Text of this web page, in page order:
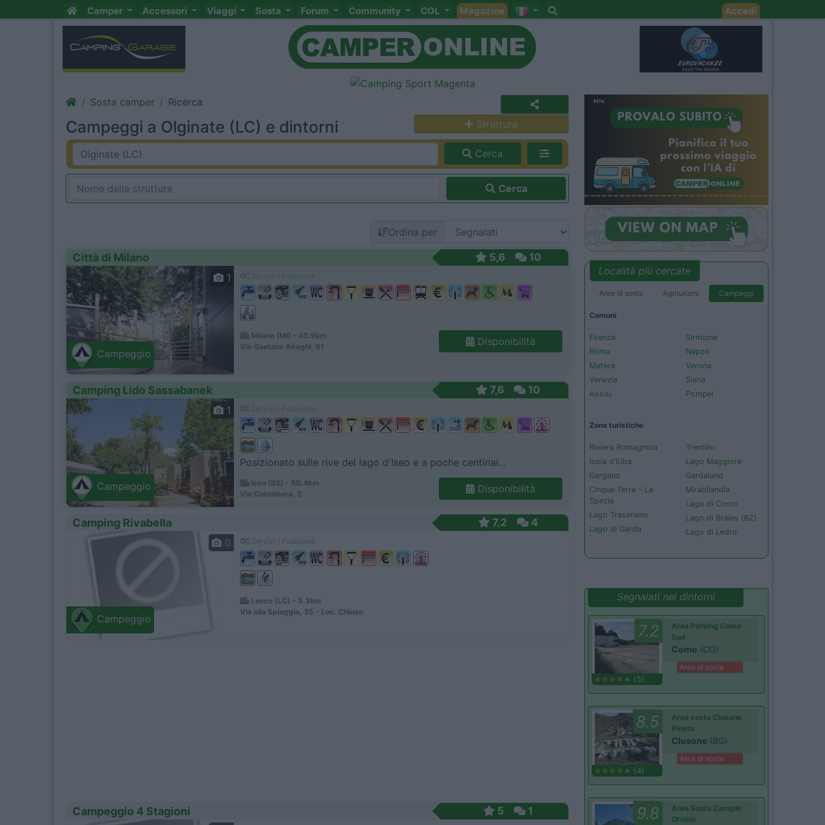
Camper Accessori Viaggi Sosta Forum Community COL Magazine Accedi
Sosta camper Ricerca
Campeggi a Olginate (LC) e dintorni Struttura
Cerca
Cerca
Ordina per
Città di Milano 5,6 10
Campeggio
1
Milano (MI) - 43.9km
Via Gaetano Airaghi, 61
Disponibilità
Camping Lido Sassabanek 7,6 10
Campeggio
1
Posizionato sulle rive del lago d'Iseo e a poche centinai...
Iseo (BS) - 50.4km
Via Colombera, 2
Disponibilità
Camping Rivabella 7,2 4
Campeggio
0
Lecco (LC) - 3.3km
Via alla Spiaggia, 35 - Loc. Chiuso
Campeggio 4 Stagioni 5 1
Località più cercate
Aree di sosta Agriturismi Campeggi
Comuni
Firenze
Roma
Matera
Venezia
Assisi
Sirmione
Napoli
Verona
Siena
Pompei
Zone turistiche
Riviera Romagnola
Isola d'Elba
Gargano
Cinque Terre - La
Spezia
Lago Trasimeno
Lago di Garda
Trentino
Lago Maggiore
Gardaland
Mirabilandia
Lago di Como
Lago di Braies (BZ)
Lago di Ledro
Segnalati nei dintorni
7.2
(5)
Area Parking Como
Sud
Como (CO)
Area di sosta
8.5
(4)
Area sosta Clusone
Pineta
Clusone (BG)
Area di sosta
9.8
Area Sosta Camper
Orobie